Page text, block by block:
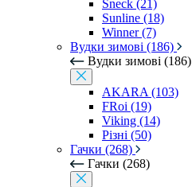
Sneck (21)
Sunline (18)
Winner (7)
Вудки зимові (186)
Вудки зимові (186)
AKARA (103)
FRoi (19)
Viking (14)
Різні (50)
Гачки (268)
Гачки (268)